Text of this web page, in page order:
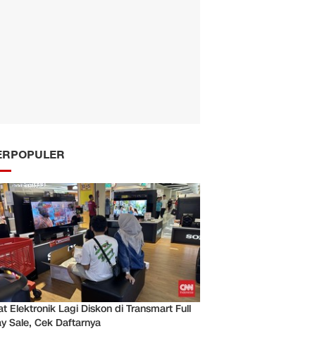
Elektronik Lagi Diskon di Transmart Full
Sale, Cek Daftarnya